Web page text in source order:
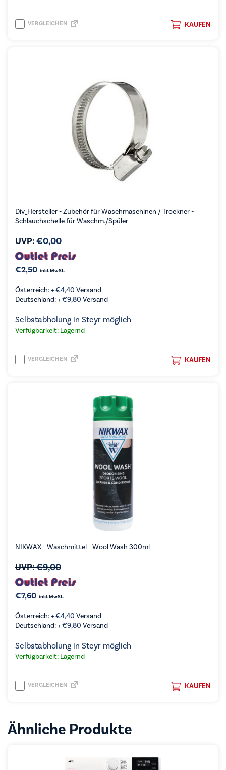
KAUFEN
VERGLEICHEN
Div_Hersteller - Zubehör für Waschmaschinen / Trockner -
Schlauchschelle für Waschm./Spüler
UVP:€0,00
€2,50 inkl. MwSt.
Österreich: +€4,40 Versand
Deutschland: +€9,80 Versand
Selbstabholung in Steyr möglich
Verfügbarkeit: Lagernd
KAUFEN
VERGLEICHEN
NIKWAX - Waschmittel - Wool Wash 300ml
UVP:€9,00
€7,60 inkl. MwSt.
Österreich: +€4,40 Versand
Deutschland: +€9,80 Versand
Selbstabholung in Steyr möglich
Verfügbarkeit: Lagernd
KAUFEN
VERGLEICHEN
Ähnliche Produkte